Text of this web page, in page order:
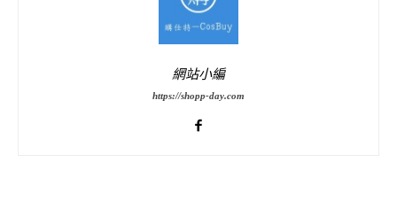
網站小編
https://shopp-day.com